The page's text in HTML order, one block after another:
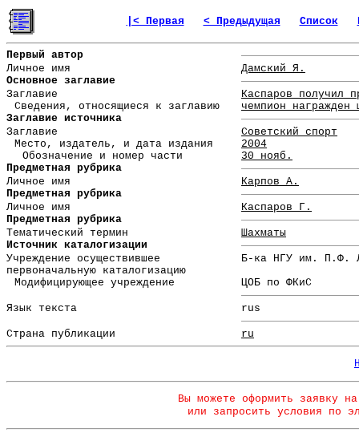
|< Первая < Предыдущая Список
Первый автор
Личное имя
Дамский Я.
Основное заглавие
Заглавие
Каспаров получил
Сведения, относящиеся к заглавию
чемпион награжден
Заглавие источника
Заглавие
Советский спорт
Место, издатель, и дата издания
2004
Обозначение и номер части
30 нояб.
Предметная рубрика
Личное имя
Карпов А.
Предметная рубрика
Личное имя
Каспаров Г.
Предметная рубрика
Тематический термин
Шахматы
Источник каталогизации
Учреждение осуществившее
первоначальную каталогизацию
Б-ка НГУ им. П.Ф.
Модифицирующее учреждение
ЦОБ по ФКиС
Язык текста rus
Страна публикации ru
Вы можете оформить заявку
или запросить условия по